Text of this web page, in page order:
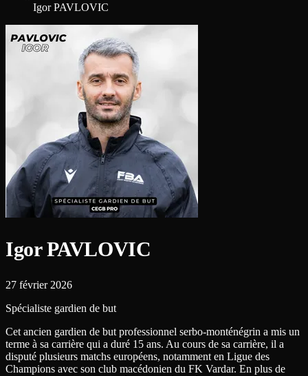
Igor PAVLOVIC
Igor PAVLOVIC
27 février 2026
Spécialiste gardien de but
Cet ancien gardien de but professionnel serbo-monténégrin a mis un
terme à sa carrière qui a duré 15 ans. Au cours de sa carrière, il a
disputé plusieurs matchs européens, notamment en Ligue des
Champions avec son club macédonien du FK Vardar. En plus de